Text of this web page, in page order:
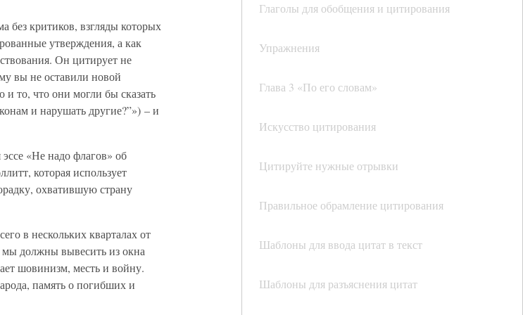
Глаголы для обобщения и цитирования
Упражнения
Глава 3 «По его словам»
Искусство цитирования
Цитируйте нужные отрывки
Правильное обрамление цитирования
Шаблоны для ввода цитат в текст
Шаблоны для разъяснения цитат
без критиков, взгляды которых
утверждения, а как
Он цитирует не
вы не оставили новой
и то, что они могли бы сказать
и нарушать другие?”») – и
«Не надо флагов» об
которая использует
охватившую страну
в нескольких кварталах от
мы должны вывесить из окна
шовинизм, месть и войну.
память о погибших и